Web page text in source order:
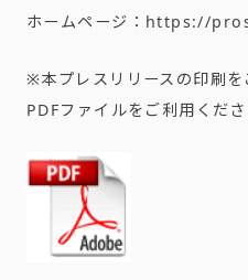
ホームページ：https://
※本プレスリリースの印刷
PDFファイルをご利用くださ